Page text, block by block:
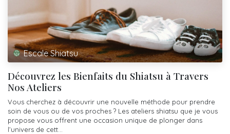
Escale Shiatsu
Découvrez les Bienfaits du Shiatsu à Travers
Nos Ateliers
Vous cherchez à découvrir une nouvelle méthode pour prendre
soin de vous ou de vos proches ? Les ateliers shiatsu que je vous
propose vous offrent une occasion unique de plonger dans
l’univers de cett...